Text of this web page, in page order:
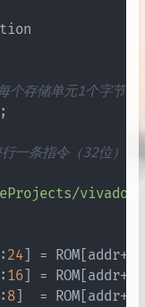
存储单元1个字节
];
条指令（32位），
vivado
: 24 ] = ROM[addr+
: 16 ] = ROM[addr+
: 8 ]  = ROM[addr+